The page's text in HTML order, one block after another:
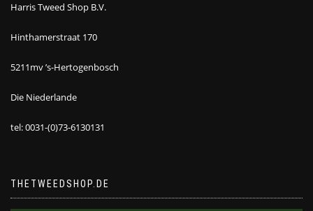
Harris Tweed Shop B.V.
Hinthamerstraat 170
5211mv ’s-Hertogenbosch
Die Niederlande
tel: 0031-(0)73-6130131
THETWEEDSHOP.DE